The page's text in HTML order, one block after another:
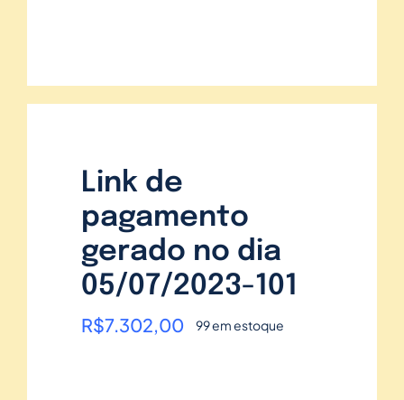
Link de
pagamento
gerado no dia
05/07/2023-101
R$7.302,00 99 em estoque